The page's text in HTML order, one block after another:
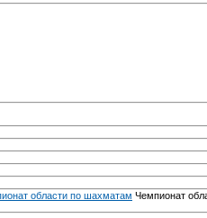
области по шахматам Чемпионат